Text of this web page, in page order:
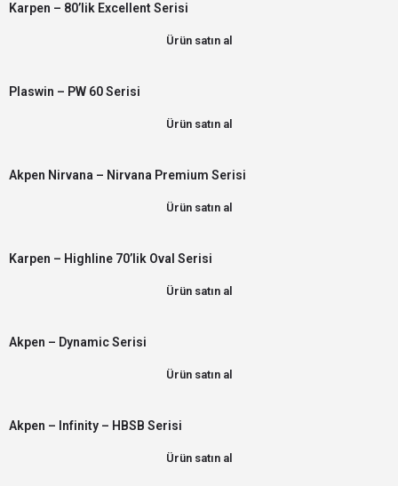
Karpen – 80’lik Excellent Serisi
Ürün satın al
Plaswin – PW 60 Serisi
Ürün satın al
Akpen Nirvana – Nirvana Premium Serisi
Ürün satın al
Karpen – Highline 70’lik Oval Serisi
Ürün satın al
Akpen – Dynamic Serisi
Ürün satın al
Akpen – Infinity – HBSB Serisi
Ürün satın al